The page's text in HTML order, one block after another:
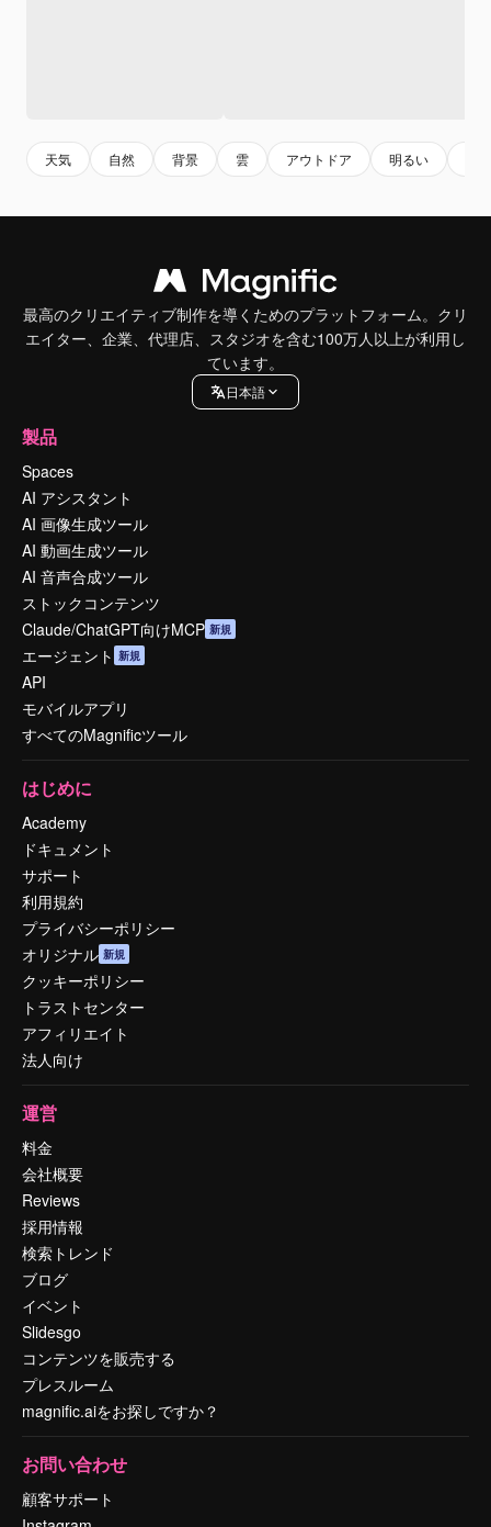
天気 自然 背景 雲 アウトドア 明るい
最高のクリエイティブ制作を導くためのプラットフォーム。クリ
エイター、企業、代理店、スタジオを含む100万人以上が利用し
ています。
日本語
製品
Spaces
AI アシスタント
AI 画像生成ツール
AI 動画生成ツール
AI 音声合成ツール
ストックコンテンツ
Claude/ChatGPT向けMCP 新規
エージェント 新規
API
モバイルアプリ
すべてのMagnificツール
はじめに
Academy
ドキュメント
サポート
利用規約
プライバシーポリシー
オリジナル 新規
クッキーポリシー
トラストセンター
アフィリエイト
法人向け
運営
料金
会社概要
Reviews
採用情報
検索トレンド
ブログ
イベント
Slidesgo
コンテンツを販売する
プレスルーム
magnific.aiをお探しですか？
お問い合わせ
顧客サポート